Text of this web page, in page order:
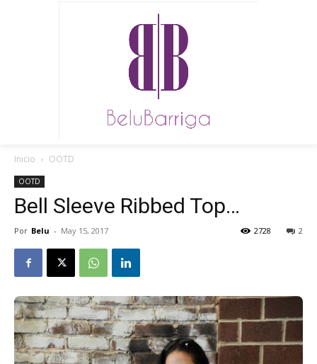
Inicio OOTD
OOTD
Bell Sleeve Ribbed Top…
Por Belu - May 15, 2017 2
2728